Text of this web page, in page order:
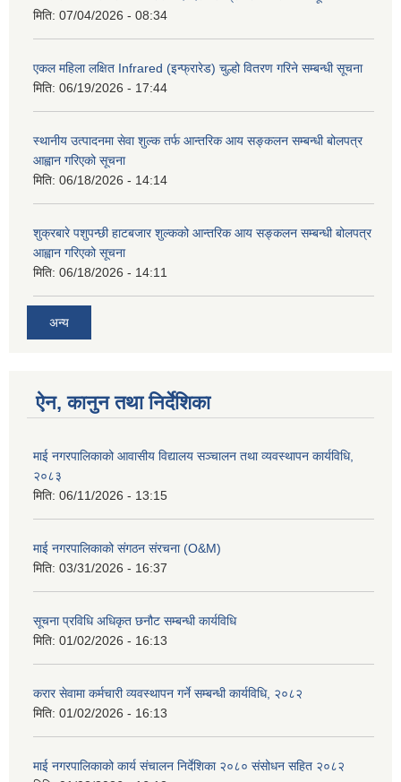
मिति: 07/04/2026 - 08:34
एकल महिला लक्षित Infrared (इन्फ्रारेड) चुल्हो वितरण गरिने सम्बन्धी सूचना
मिति: 06/19/2026 - 17:44
स्थानीय उत्पादनमा सेवा शुल्क तर्फ आन्तरिक आय सङ्कलन सम्बन्धी बोलपत्र
आह्वान गरिएको सूचना
मिति: 06/18/2026 - 14:14
शुक्रबारे पशुपन्छी हाटबजार शुल्कको आन्तरिक आय सङ्कलन सम्बन्धी बोलपत्र
आह्वान गरिएको सूचना
मिति: 06/18/2026 - 14:11
अन्य
ऐन, कानुन तथा निर्देशिका
माई नगरपालिकाको आवासीय विद्यालय सञ्चालन तथा व्यवस्थापन कार्यविधि,
२०८३
मिति: 06/11/2026 - 13:15
माई नगरपालिकाको संगठन संरचना (O&M)
मिति: 03/31/2026 - 16:37
सूचना प्रविधि अधिकृत छनौट सम्बन्धी कार्यविधि
मिति: 01/02/2026 - 16:13
करार सेवामा कर्मचारी व्यवस्थापन गर्ने सम्बन्धी कार्यविधि, २०८२
मिति: 01/02/2026 - 16:13
माई नगरपालिकाको कार्य संचालन निर्देशिका २०८० संसोधन सहित २०८२